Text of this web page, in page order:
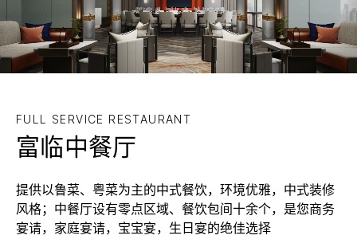
FULL SERVICE RESTAURANT
富临中餐厅
提供以鲁菜、粤菜为主的中式餐饮，环境优雅，中式装修
风格；中餐厅设有零点区域、餐饮包间十余个，是您商务
宴请，家庭宴请，宝宝宴，生日宴的绝佳选择